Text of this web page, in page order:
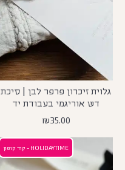
גלוית זיכרון פרפר לבן | סיכת
דש אוריגמי בעבודת יד
₪35.00
HOLIDAYTIME - קוד קופון